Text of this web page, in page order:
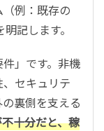
例：既存の
記します。
」です。非機
セキュリテ
裏側を支える
十分だと、稼